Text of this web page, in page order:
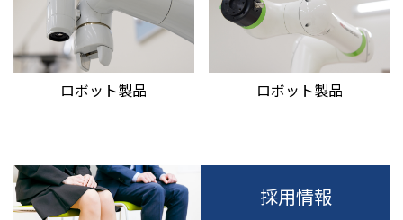
ロボット製品 ロボット製品
採用情報